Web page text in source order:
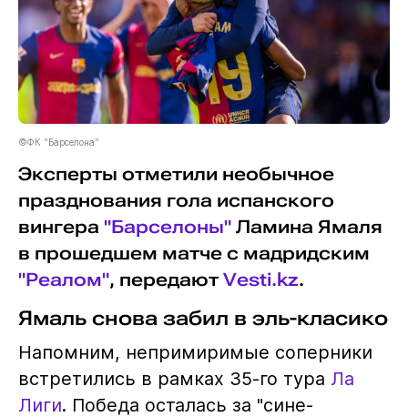
©ФК "Барселона"
Эксперты отметили необычное
празднования гола испанского
вингера "Барселоны"Ламина Ямаля
в прошедшем матче с мадридским
"Реалом", передают Vesti.kz.
Ямаль снова забил в эль-класико
Напомним, непримиримые соперники
встретились в рамках 35-го тура Ла
Лиги. Победа осталась за "сине-